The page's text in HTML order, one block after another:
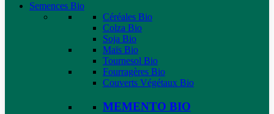
Semences Bio
Céréales Bio
Colza Bio
Soja Bio
Maïs Bio
Tournesol Bio
Fourragères Bio
Couverts Végétaux Bio
MEMENTO BIO